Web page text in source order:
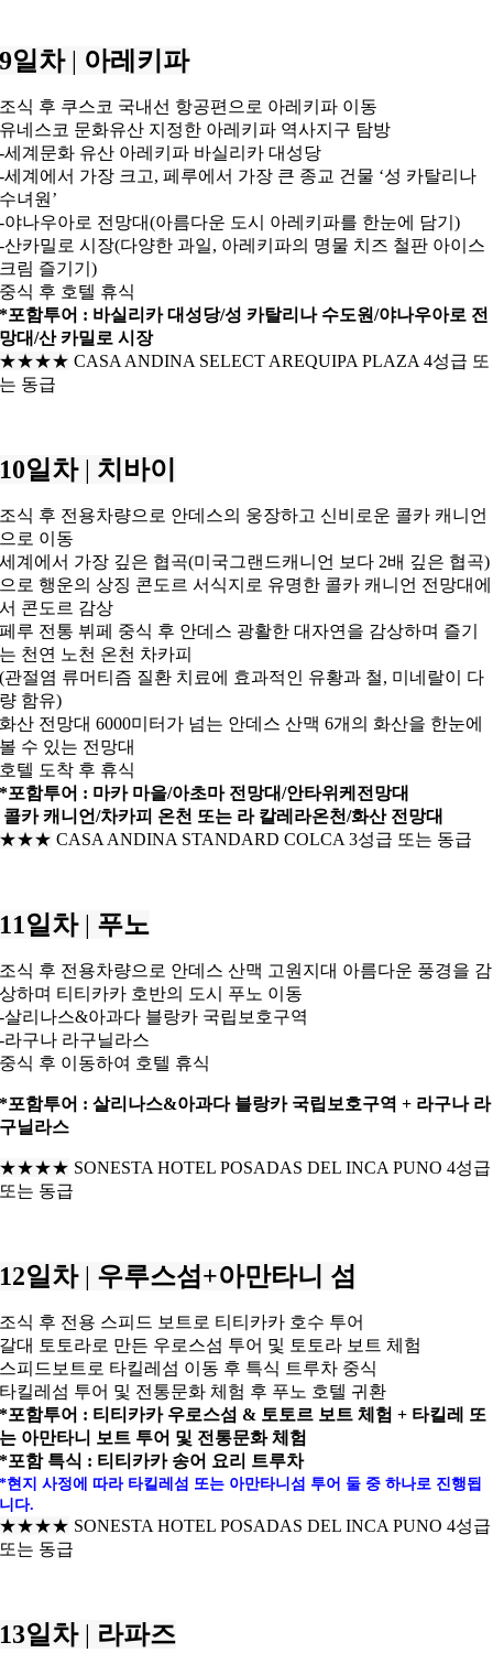
9일차 | 아레키파
조식 후 쿠스코 국내선 항공편으로 아레키파 이동
유네스코 문화유산 지정한 아레키파 역사지구 탐방
-세계문화 유산 아레키파 바실리카 대성당
-세계에서 가장 크고, 페루에서 가장 큰 종교 건물 ‘성 카탈리나
수녀원’
-야나우아로 전망대(아름다운 도시 아레키파를 한눈에 담기)
-산카밀로 시장(다양한 과일, 아레키파의 명물 치즈 철판 아이스
크림 즐기기)
중식 후 호텔 휴식
*포함투어 : 바실리카 대성당/성 카탈리나 수도원/야나우아로 전
망대/산 카밀로 시장
★★★★ CASA ANDINA SELECT AREQUIPA PLAZA 4성급 또
는 동급
10일차 | 치바이
조식 후 전용차량으로 안데스의 웅장하고 신비로운 콜카 캐니언
으로 이동
세계에서 가장 깊은 협곡(미국그랜드캐니언 보다 2배 깊은 협곡)
으로 행운의 상징 콘도르 서식지로 유명한 콜카 캐니언 전망대에
서 콘도르 감상
페루 전통 뷔페 중식 후 안데스 광활한 대자연을 감상하며 즐기
는 천연 노천 온천 차카피
(관절염 류머티즘 질환 치료에 효과적인 유황과 철, 미네랄이 다
량 함유)
화산 전망대6000미터가 넘는 안데스 산맥 6개의 화산을 한눈에
볼 수 있는 전망대
호텔 도착 후 휴식
*포함투어 : 마카 마을/아초마 전망대/안타위케전망대
콜카 캐니언/차카피 온천 또는 라 칼레라온천/화산 전망대
★★★ CASA ANDINA STANDARD COLCA 3성급 또는 동급
11일차 | 푸노
조식 후 전용차량으로 안데스 산맥 고원지대 아름다운 풍경을 감
상하며 티티카카 호반의 도시 푸노 이동
-살리나스&아과다 블랑카 국립보호구역
-라구나 라구닐라스
중식 후 이동하여 호텔 휴식
*포함투어 : 살리나스&아과다 블랑카 국립보호구역 + 라구나 라
구닐라스
★★★★ SONESTA HOTEL POSADAS DEL INCA PUNO 4성급
또는 동급
12일차 | 우루스섬+아만타니 섬
조식 후 전용 스피드 보트로 티티카카 호수 투어
갈대 토토라로 만든 우로스섬 투어 및 토토라 보트 체험
스피드보트로 타킬레섬 이동 후 특식 트루차 중식
타킬레섬 투어 및 전통문화 체험 후 푸노 호텔 귀환
*포함투어 : 티티카카 우로스섬 & 토토르 보트 체험 + 타킬레 또
는 아만타니 보트 투어 및 전통문화 체험
*포함 특식 : 티티카카 송어 요리 트루차
*현지 사정에 따라 타킬레섬 또는 아만타니섬 투어 둘 중 하나로 진행됩
니다.
★★★★ SONESTA HOTEL POSADAS DEL INCA PUNO 4성급
또는 동급
13일차 | 라파즈